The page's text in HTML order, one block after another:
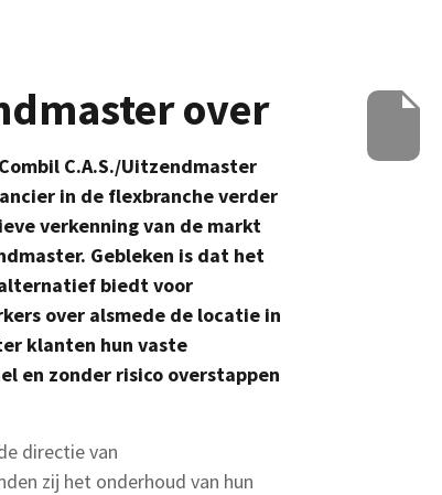
over
C.A.S./Uitzendmaster
in de flexbranche verder
verkenning van de markt
Gebleken is dat het
biedt voor
over alsmede de locatie in
klanten hun vaste
en zonder risico overstappen
directie van
zij het onderhoud van hun